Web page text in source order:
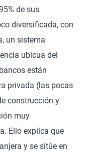
de sus
diversificada, con
un sistema
ubicua del
están
privada (las pocas
construcción y
muy
Ello explica que
y se sitúe en